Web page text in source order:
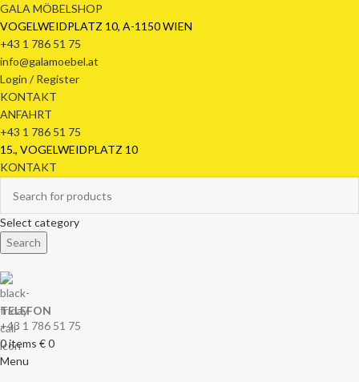
GALA MÖBELSHOP
VOGELWEIDPLATZ 10, A-1150 WIEN
+43 1 786 51 75
info@galamoebel.at
Login / Register
KONTAKT
ANFAHRT
+43 1 786 51 75
15., VOGELWEIDPLATZ 10
KONTAKT
Select category
Search
TELEFON
+43 1 786 51 75
0items €0
Menu